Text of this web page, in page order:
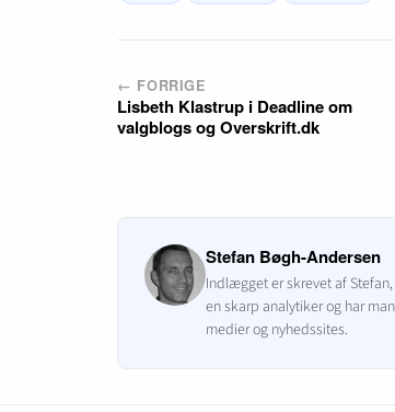
← FORRIGE
Lisbeth Klastrup i Deadline om
valgblogs og Overskrift.dk
Stefan Bøgh-Andersen
Indlægget er skrevet af
en skarp analytiker og har
medier og nyhedssites.